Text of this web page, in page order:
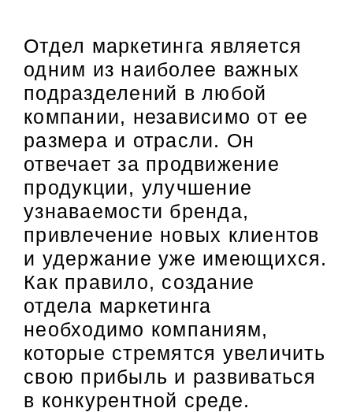
Отдел маркетинга является
одним из наиболее важных
подразделений в любой
компании, независимо от ее
размера и отрасли. Он
отвечает за продвижение
продукции, улучшение
узнаваемости бренда,
привлечение новых клиентов
и удержание уже имеющихся.
Как правило, создание
отдела маркетинга
необходимо компаниям,
которые стремятся увеличить
свою прибыль и развиваться
в конкурентной среде.